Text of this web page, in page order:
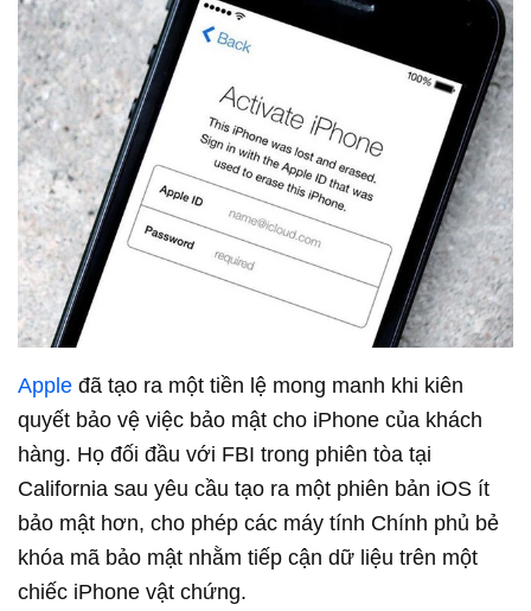
Apple đã tạo ra một tiền lệ mong manh khi kiên
quyết bảo vệ việc bảo mật cho iPhone của khách
hàng. Họ đối đầu với FBI trong phiên tòa tại
California sau yêu cầu tạo ra một phiên bản iOS ít
bảo mật hơn, cho phép các máy tính Chính phủ bẻ
khóa mã bảo mật nhằm tiếp cận dữ liệu trên một
chiếc iPhone vật chứng.